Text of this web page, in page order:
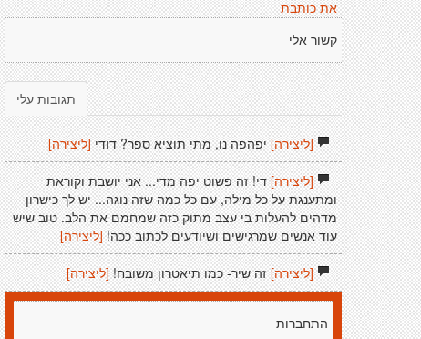
את כותבת
קשור אלי
תגובות עלי
[ליצירה]יפהפה נו, מתי תוציא ספר? דודי [ליצירה]
[ליצירה]די! זה פשוט יפה מדי... אני יושבת וקוראת
ומתענגת על כל מילה, עם כל כמה שזה נוגה... יש לך כישרון
מדהים להעלות בי עצב מתוק כזה שמחמם את הלב. טוב שיש
עוד אנשים שמרגישים ושיודעים לכתוב ככה! [ליצירה]
[ליצירה]זה שיר- כמו תיאטרון משובח! [ליצירה]
התחברות